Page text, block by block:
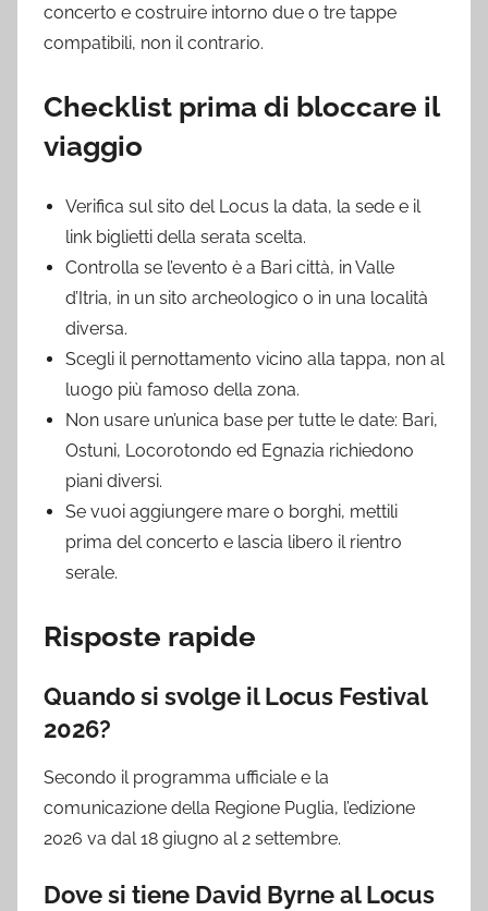
concerto e costruire intorno due o tre tappe
compatibili, non il contrario.
Checklist prima di bloccare il
viaggio
Verifica sul sito del Locus la data, la sede e il
link biglietti della serata scelta.
Controlla se l’evento è a Bari città, in Valle
d’Itria, in un sito archeologico o in una località
diversa.
Scegli il pernottamento vicino alla tappa, non al
luogo più famoso della zona.
Non usare un’unica base per tutte le date: Bari,
Ostuni, Locorotondo ed Egnazia richiedono
piani diversi.
Se vuoi aggiungere mare o borghi, mettili
prima del concerto e lascia libero il rientro
serale.
Risposte rapide
Quando si svolge il Locus Festival
2026?
Secondo il programma ufficiale e la
comunicazione della Regione Puglia, l’edizione
2026 va dal 18 giugno al 2 settembre.
Dove si tiene David Byrne al Locus